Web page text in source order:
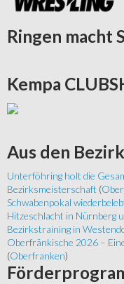
Ringen macht
Kempa
Aus den
Unterföhring holt die
Bezirksmeisterschaft (
Schwabenpokal
Hitzeschlacht in Nürnberg
Bezirkstraining in
Oberfränkische 2026 –
(Oberfranken)